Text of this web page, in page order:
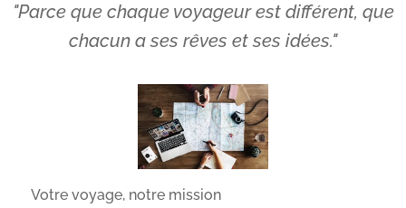
"Parce que chaque voyageur est différent, que
chacun a ses rêves et ses idées."
Votre voyage, notre mission